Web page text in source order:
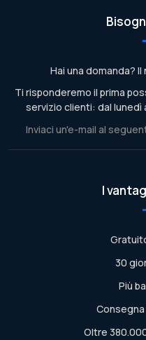
Hai una domanda?
Ti risponderemo il prima
servizio clienti: dal lunedì
Inviaci un'e-mail al
I
30
Più
Oltre